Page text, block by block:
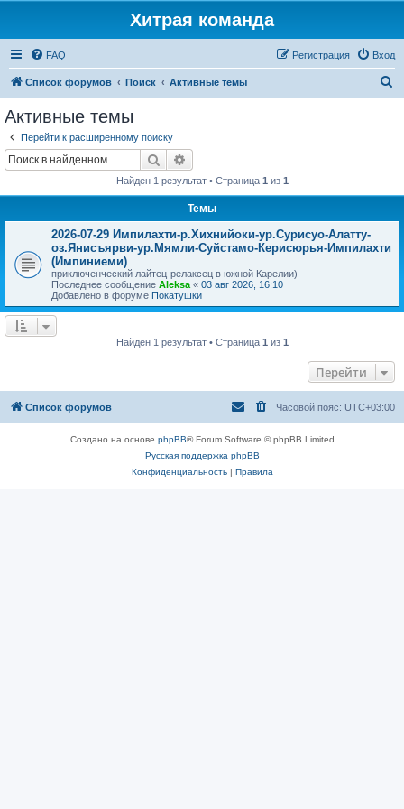
Хитрая команда
FAQ Вход
Регистрация
Список форумов Поиск Активные темы
Активные темы
Перейти к расширенному поиску
Поиск
Найден 1 результат • Страница 1 из 1
Темы
2026-07-29 Импилахти-р.Хихнийоки-ур.Сурисуо-Алатту-
оз.Янисъярви-ур.Мямли-Суйстамо-Керисюрья-Импилахти
(Импиниеми)
приключенческий лайтец-релаксец в южной Карелии)
Последнее сообщение Aleksa « 03 авг 2026, 16:10
Добавлено в форуме Покатушки
Найден 1 результат • Страница 1 из 1
Перейти
Список форумов Часовой пояс: UTC+03:00
Создано на основе phpBB® Forum Software © phpBB Limited
Русская поддержка phpBB
Конфиденциальность| Правила